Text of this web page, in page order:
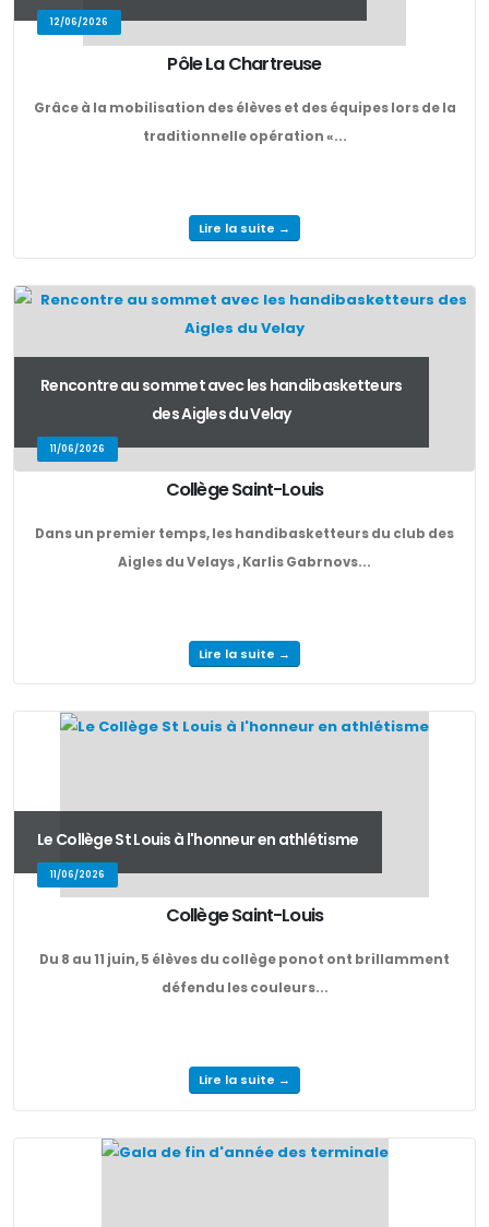
12/06/2026
Pôle La Chartreuse
Grâce à la mobilisation des élèves et des équipes lors de la
traditionnelle opération «...
Lire la suite →
Rencontre au sommet avec les handibasketteurs
des Aigles du Velay
11/06/2026
Collège Saint-Louis
Dans un premier temps, les handibasketteurs du club des
Aigles du Velays , Karlis Gabrnovs...
Lire la suite →
Le Collège St Louis à l'honneur en athlétisme
11/06/2026
Collège Saint-Louis
Du 8 au 11 juin, 5 élèves du collège ponot ont brillamment
défendu les couleurs...
Lire la suite →